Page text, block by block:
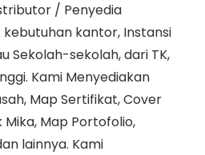
/ Penyedia
kantor, Instansi
Sekolah-sekolah, dari TK,
Kami Menyediakan
Map Sertifikat, Cover
Map Portofolio,
lainnya. Kami